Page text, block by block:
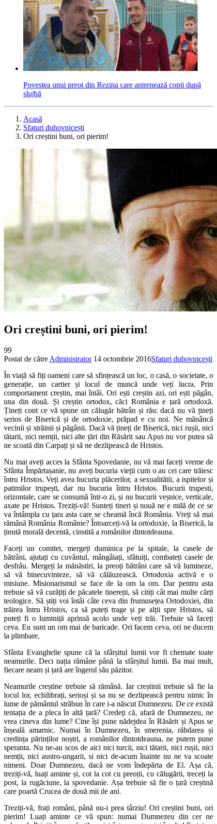
Povestea unui preot din Rezina care antrenează copii după
slujbă
Acasă
Sfaturi duhovnicești
Ori creștini buni, ori pierim!
Ori creștini buni, ori pierim!
99
Postat de către Administrator 14 octombrie 2016Sfaturi duhovnicești
În viață să fiți oameni care să sfințească un loc, o casă, o societate, o
generație, un cartier și locul de muncă unde veți lucra. Prin
comportament creștin, mai întâi. Ori ești creștin azi, ori ești păgân,
una din două. Și creștin ortodox, căci România e țară ortodoxă.
Țineți cont ce vă spune un călugăr bătrân și rău: dacă nu vă țineți
serios de Biserică și de ortodoxie, prăpad e cu noi. Ne mănâncă
vecinii și străinii și păgânii. Dacă vă țineți de Biserică, nici rușii, nici
tătarii, nici nemții, nici alte țări din Răsărit sau Apus nu vor putea să
ne scoată din Carpați și să ne dezlipească de Hristos.
Nu mai aveți acces la Sfânta Spovedanie, nu vă mai faceți vreme de
Sfânta Împărtașanie, nu aveți bucuria vieții cum o au cei care trăiesc
întru Hristos. Veți avea bucuria plăcerilor, a sexualitătii, a ispitelor și
patimilor trupești, dar nu bucuria întru Hristos. Bucurii trupesti,
orizontale, care se consumă într-o zi, și nu bucurii veșnice, verticale,
axate pe Hristos. Treziți-vă! Sunteți tineri și nouă ne e milă de ce se
va întâmpla cu țara asta care se cheamă încă România. Vreți să mai
rămână România Românie? Întoarceți-vă la ortodoxie, la Biserică, la
ținută morală decentă, cinstită a românilor dintotdeauna.
Faceți un comitet, mergeți duminica pe la spitale, la casele de
bătrâni, ajutați cu cuvântul, mângâiați, sfătuiți, combateți casele de
desfrâu. Mergeți la mănăstiri, la preoți bătrâni care să vă lumineze,
să vă binecuvinteze, să vă călăuzească. Ortodoxia activă e o
misiune. Misionarismul se face de la om la om. Dar pentru asta
trebuie să vă curățiți de păcatele tinereții, să citiți cât mai multe cărți
teologice. Să știți voi întâi câte ceva din frumusețea Ortodoxiei, din
trăirea întru Hristos, ca să puteți trage și pe alții spre Hristos, să
puteți fi o luminiță aprinsă acolo unde veți trăi. Trebuie să faceți
ceva. Eu sunt un om mai de baricade. Ori facem ceva, ori ne ducem
la plimbare.
Sfânta Evanghelie spune că la sfârșitul lumii vor fi chemate toate
neamurile. Deci nația rămâne până la sfârșitul lumii. Ba mai mult,
fiecare neam și țară are îngerul său păzitor.
Neamurile creștine trebuie să rămână. Iar creștinii trebuie să fie la
locul lor, echilibrați, serioși și sa nu se dezlipească pentru nimic în
lume de pământul străbun în care i-a născut Dumnezeu. De ce există
tentația de a pleca în altă țară? Credeți că, afară de Dumnezeu, ne
vrea cineva din lume? Cine își pune nădejdea în Răsărit și Apus se
înșeală amarnic. Numai în Dumnezeu, în smerenia, răbdarea și
credința părinților noștri, a românilor dintotdeauna, ne putem pune
speranta. Nu ne-au scos de aici nici turcii, nici tătarii, nici rușii, nici
nemții, nici austro-ungarii, si nici de-acum înainte nu ne va scoate
nimeni. Doar Dumnezeu, dacă ne vom îndepărta de El. Așa că,
treziți-vă, luați aminte și, cot la cot cu preoții, cu călugării, treceți la
post, la rugăciune, la spovedanie. Așa trebuie să fie o țară creștină
care poartă Crucea de două mii de ani.
Treziți-vă, frați români, până nu-i prea târziu! Ori creștini buni, ori
pierim! Luați aminte ce vă spun: numai Dumnezeu din cer ne